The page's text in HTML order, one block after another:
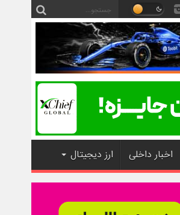
اخبار داخلی ارز دیجیتال